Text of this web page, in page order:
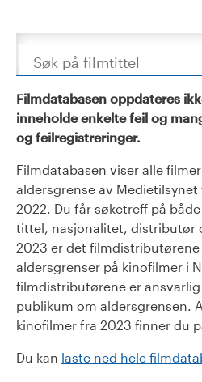
Søk
Filmdatabasen oppdateres
inneholde enkelte feil og
og feilregistreringer.
Filmdatabasen viser alle
aldersgrense av Medietilsynet
2022. Du får søketreff på
tittel, nasjonalitet, distributør
2023 er det
aldersgrenser på kinofilmer i
filmdistributørene er
publikum om aldersgrensen.
kinofilmer fra 2023 finner du
Du kan laste ned hele